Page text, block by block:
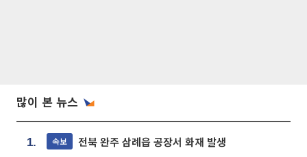
많이 본 뉴스
1. 속보 전북 완주 삼례읍 공장서 화재 발생